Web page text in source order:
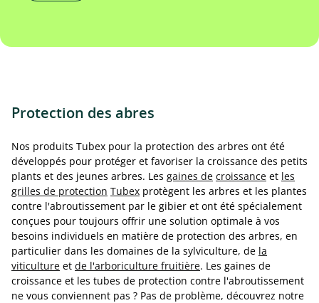
Protection des abres
Nos produits Tubex pour la protection des arbres ont été
développés pour protéger et favoriser la croissance des petits
plants et des jeunes arbres. Les gaines de croissance et les
grilles de protection Tubex protègent les arbres et les plantes
contre l'abroutissement par le gibier et ont été spécialement
conçues pour toujours offrir une solution optimale à vos
besoins individuels en matière de protection des arbres, en
particulier dans les domaines de la sylviculture, de la
viticulture et de l'arboriculture fruitière. Les gaines de
croissance et les tubes de protection contre l'abroutissement
ne vous conviennent pas ? Pas de problème, découvrez notre